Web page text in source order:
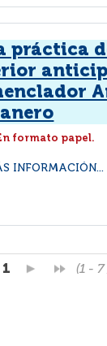
práctica
formato papel.
INFORMACIÓN...
1 (1 - 7